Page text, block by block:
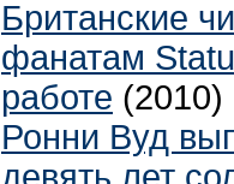
Британские
фанатам
работе (2010)
Ронни Вуд